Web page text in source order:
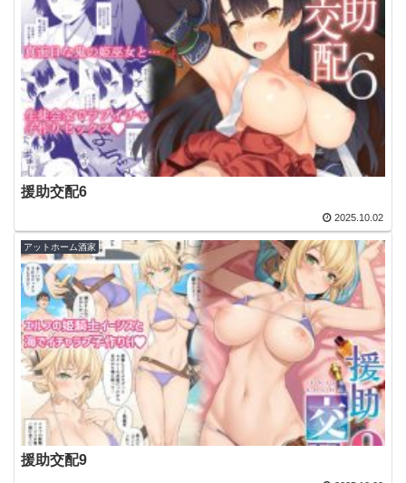
援助交配6
2025.10.02
アットホーム酒家
援助交配9